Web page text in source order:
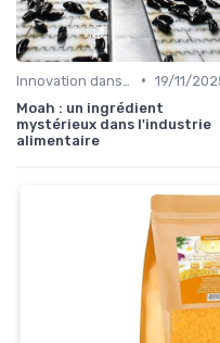
• 19/11/
Moah : un ingrédient
mystérieux dans l'industrie
alimentaire